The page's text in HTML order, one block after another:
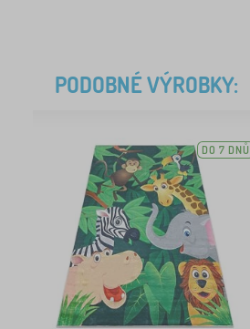
PODOBNÉ VÝROBKY:
DO 7 DNŮ